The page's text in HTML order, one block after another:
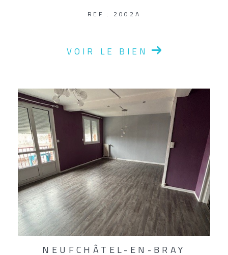
REF : 2002A
VOIR LE BIEN
NEUFCHÂTEL-EN-BRAY